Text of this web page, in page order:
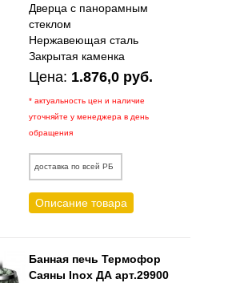
Дверца с панорамным
стеклом
Нержавеющая сталь
Закрытая каменка
Цена: 1.876,0 руб.
* актуальность цен и наличие
уточняйте у менеджера в день
обращения
доставка по всей РБ
Описание товара
Банная печь Термофор
Саяны Inox ДА арт.29900